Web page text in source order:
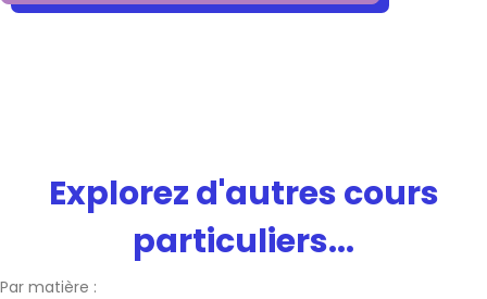
Explorez d'autres cours
particuliers...
Par matière :